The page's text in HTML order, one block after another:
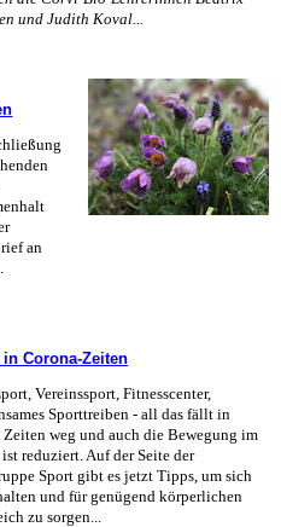
und Judith Koval...
an
Corona-Zeiten
Vereinssport, Fitnesscenter,
Sporttreiben - all das fällt in
Zeiten weg und auch die Bewegung im
reduziert. Auf der Seite der
Sport gibt es jetzt Tipps, um sich
und für genügend körperlichen
zu sorgen...